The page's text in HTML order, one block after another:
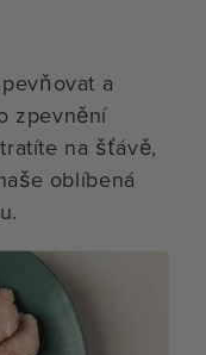
a
zpevnění
na šťávě,
oblíbená